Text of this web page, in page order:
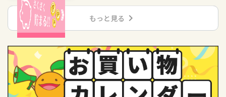
もっと見る chevron_right